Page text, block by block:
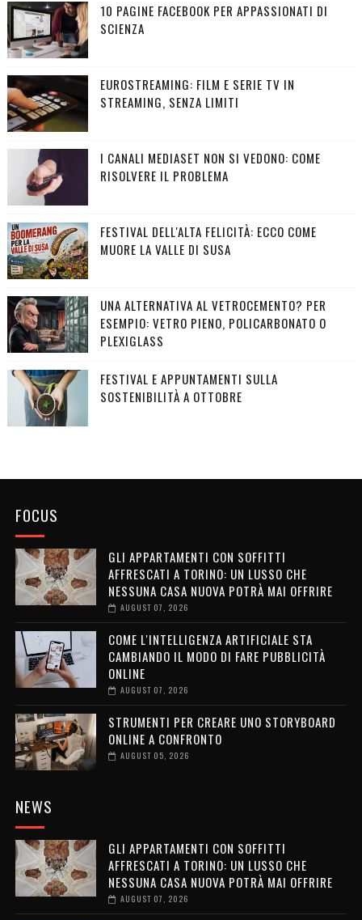
10 PAGINE FACEBOOK PER APPASSIONATI DI
SCIENZA
EUROSTREAMING: FILM E SERIE TV IN
STREAMING, SENZA LIMITI
I CANALI MEDIASET NON SI VEDONO: COME
RISOLVERE IL PROBLEMA
FESTIVAL DELL'ALTA FELICITÀ: ECCO COME
MUORE LA VALLE DI SUSA
UNA ALTERNATIVA AL VETROCEMENTO? PER
ESEMPIO: VETRO PIENO, POLICARBONATO O
PLEXIGLASS
FESTIVAL E APPUNTAMENTI SULLA
SOSTENIBILITÀ A OTTOBRE
FOCUS
GLI APPARTAMENTI CON SOFFITTI
AFFRESCATI A TORINO: UN LUSSO CHE
NESSUNA CASA NUOVA POTRÀ MAI OFFRIRE
AUGUST 07, 2026
COME L'INTELLIGENZA ARTIFICIALE STA
CAMBIANDO IL MODO DI FARE PUBBLICITÀ
ONLINE
AUGUST 07, 2026
STRUMENTI PER CREARE UNO STORYBOARD
ONLINE A CONFRONTO
AUGUST 05, 2026
NEWS
GLI APPARTAMENTI CON SOFFITTI
AFFRESCATI A TORINO: UN LUSSO CHE
NESSUNA CASA NUOVA POTRÀ MAI OFFRIRE
AUGUST 07, 2026